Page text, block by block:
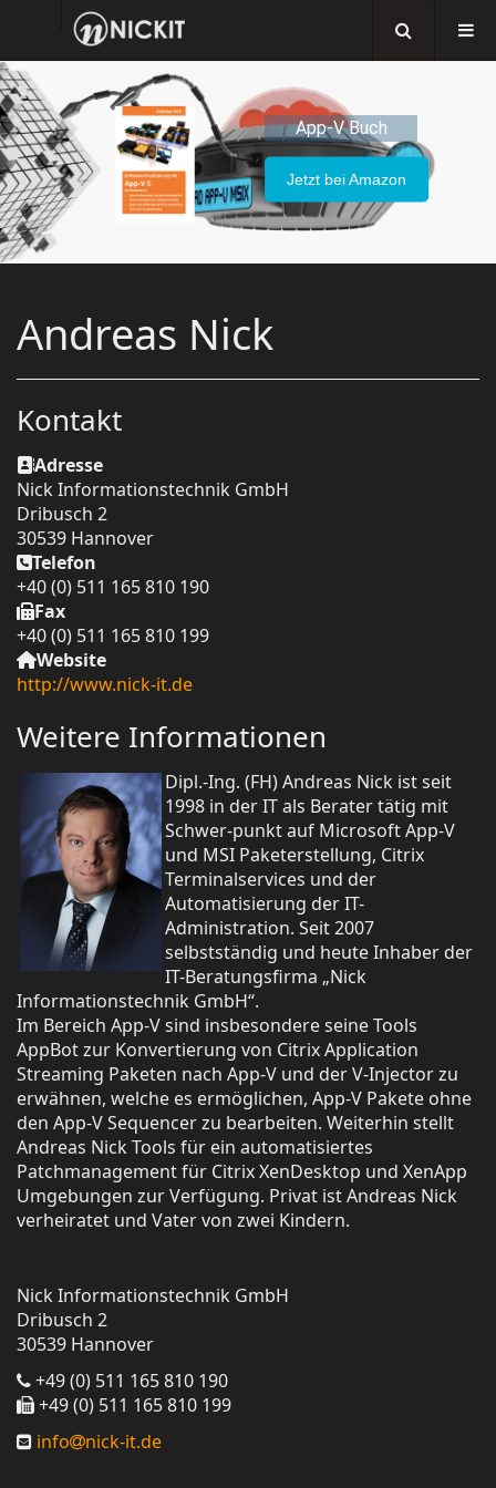
App-V Buch
Jetzt bei Amazon
Andreas Nick
Kontakt
Adresse
Nick Informationstechnik GmbH
Dribusch 2
30539 Hannover
Telefon
+40 (0) 511 165 810 190
Fax
+40 (0) 511 165 810 199
Website
http://www.nick-it.de
Weitere Informationen
Dipl.-Ing. (FH) Andreas Nick ist seit
1998 in der IT als Berater tätig mit
Schwer-punkt auf Microsoft App-V
und MSI Paketerstellung, Citrix
Terminalservices und der
Automatisierung der IT-
Administration. Seit 2007
selbstständig und heute Inhaber der
IT-Beratungsfirma „Nick
Informationstechnik GmbH“.
Im Bereich App-V sind insbesondere seine Tools
AppBot zur Konvertierung von Citrix Application
Streaming Paketen nach App-V und der V-Injector zu
erwähnen, welche es ermöglichen, App-V Pakete ohne
den App-V Sequencer zu bearbeiten. Weiterhin stellt
Andreas Nick Tools für ein automatisiertes
Patchmanagement für Citrix XenDesktop und XenApp
Umgebungen zur Verfügung. Privat ist Andreas Nick
verheiratet und Vater von zwei Kindern.
Nick Informationstechnik GmbH
Dribusch 2
30539 Hannover
+49 (0) 511 165 810 190
+49 (0) 511 165 810 199
info
nick-it.de